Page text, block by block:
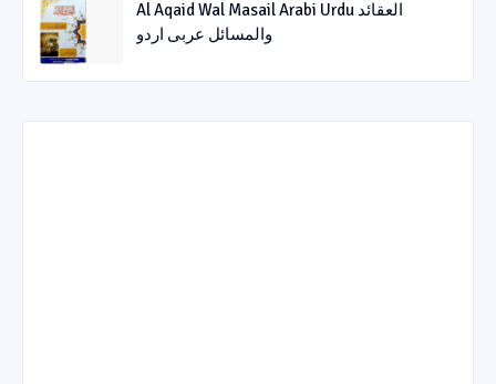
Al Aqaid Wal Masail Arabi Urdu العقائد
والمسائل عربی اردو